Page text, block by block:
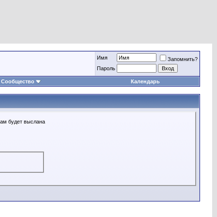
Имя
Запомнить?
Пароль
Сообщество Календарь
будет выслана